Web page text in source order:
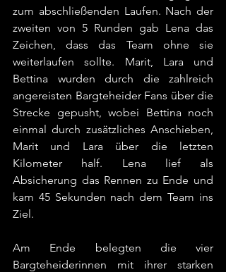
zum abschließenden Laufen. Nach der
zweiten von 5 Runden gab Lena das
Zeichen, dass das Team ohne sie
weiterlaufen sollte. Marit, Lara und
Bettina wurden durch die zahlreich
angereisten Bargteheider Fans über die
Strecke gepusht, wobei Bettina noch
einmal durch zusätzliches Anschieben,
Marit und Lara über die letzten
Kilometer half. Lena lief als
Absicherung das Rennen zu Ende und
kam 45 Sekunden nach dem Team ins
Ziel.
Am Ende belegten die vier
Bargteheiderinnen mit ihrer starken